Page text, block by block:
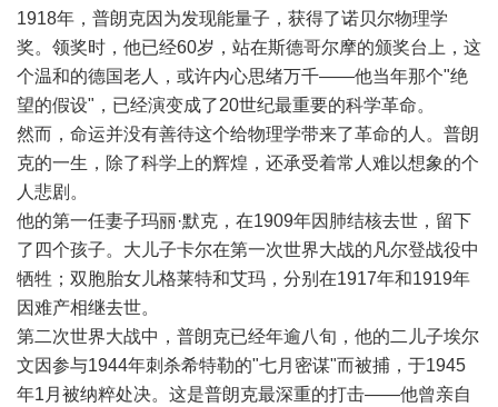
1918年，普朗克因为发现能量子，获得了诺贝尔物理学
奖。领奖时，他已经60岁，站在斯德哥尔摩的颁奖台上，这
个温和的德国老人，或许内心思绪万千——他当年那个"绝
望的假设"，已经演变成了20世纪最重要的科学革命。
然而，命运并没有善待这个给物理学带来了革命的人。普朗
克的一生，除了科学上的辉煌，还承受着常人难以想象的个
人悲剧。
他的第一任妻子玛丽·默克，在1909年因肺结核去世，留下
了四个孩子。大儿子卡尔在第一次世界大战的凡尔登战役中
牺牲；双胞胎女儿格莱特和艾玛，分别在1917年和1919年
因难产相继去世。
第二次世界大战中，普朗克已经年逾八旬，他的二儿子埃尔
文因参与1944年刺杀希特勒的"七月密谋"而被捕，于1945
年1月被纳粹处决。这是普朗克最深重的打击——他曾亲自